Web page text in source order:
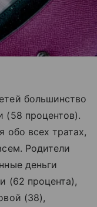
большинство
(58 процентов).
обо всех тратах,
Родители
деньги
(62 процента),
(38),